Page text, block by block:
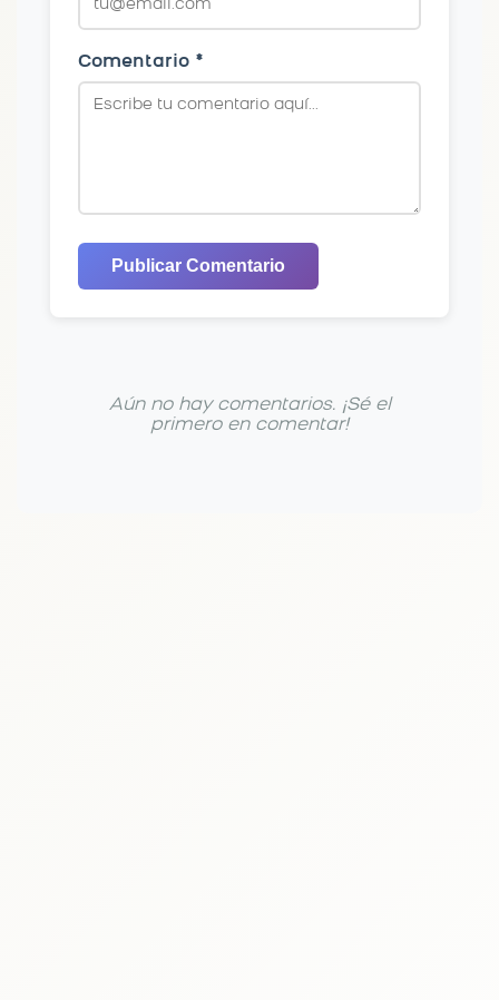
Comentario *
Publicar Comentario
Aún no hay comentarios. ¡Sé el
primero en comentar!